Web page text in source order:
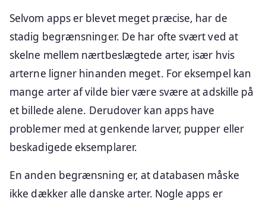
Selvom apps er blevet meget præcise, har de
stadig begrænsninger. De har ofte svært ved at
skelne mellem nærtbeslægtede arter, især hvis
arterne ligner hinanden meget. For eksempel kan
mange arter af vilde bier være svære at adskille på
et billede alene. Derudover kan apps have
problemer med at genkende larver, pupper eller
beskadigede eksemplarer.
En anden begrænsning er, at databasen måske
ikke dækker alle danske arter. Nogle apps er